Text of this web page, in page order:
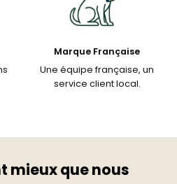
Marque Française
Une équipe française, un
service client local.
mieux que nous